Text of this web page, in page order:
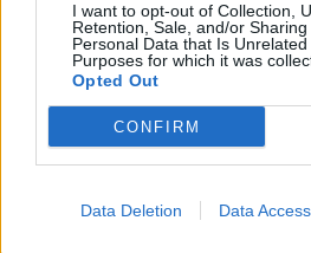
I want to opt-out of Collection,
Retention, Sale, and/or
Personal Data that Is
Purposes for which it was
Opted Out
CONFIRM
Data Deletion Data Access